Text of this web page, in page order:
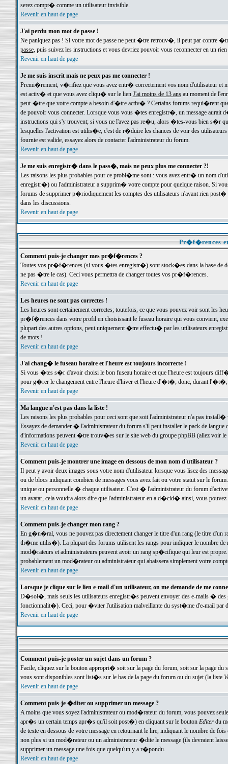
serez compt� comme un utilisateur invisible.
Revenir en haut de page
J'ai perdu mon mot de passe !
Ne paniquez pas ! Si votre mot de passe ne peut �tre retrouv�, il peut par contre
passe, puis suivez les instructions et vous devriez pouvoir vous reconnecter en un rien
Revenir en haut de page
Je me suis inscrit mais ne peux pas me connecter !
Premi�rement, v�rifiez que vous avez entr� correctement vos nom d'utilisateur
est activ� et que vous avez cliqu� sur le lien J'ai moins de 13 ansau moment de
peut-�tre que votre compte a besoin d'�tre activ� ? Certains forums requi�rent
de pouvoir vous connecter. Lorsque vous vous �tes enregistr�, un message aurait
instructions qui s'y trouvent; si vous ne l'avez pas re�u, alors �tes-vous bien s�r
lesquelles l'activation est utilis�e, c'est de r�duire les chances de voir des
fournie est valide, essayez alors de contacter l'administrateur du forum.
Revenir en haut de page
Je me suis enregistr� dans le pass�, mais ne peux plus me connecter ?!
Les raisons les plus probables pour ce probl�me sont : vous avez entr� un nom
enregistr�) ou l'administrateur a supprim� votre compte pour quelque raison. Si
forums de supprimer p�riodiquement les comptes des utilisateurs n'ayant rien
dans les discussions.
Revenir en haut de page
Pr�f�rences
Comment puis-je changer mes pr�f�rences ?
Toutes vos pr�f�rences (si vous �tes enregistr�) sont stock�es dans la base de
ne pas �tre le cas). Ceci vous permettra de changer toutes vos pr�f�rences.
Revenir en haut de page
Les heures ne sont pas correctes !
Les heures sont certainement correctes; toutefois, ce que vous pouvez voir sont
pr�f�rences dans votre profil en choisissant le fuseau horaire qui vous convient,
plupart des autres options, peut uniquement �tre effectu� par les utilisateurs
de mots !
Revenir en haut de page
J'ai chang� le fuseau horaire et l'heure est toujours incorrecte !
Si vous �tes s�r d'avoir choisi le bon fuseau horaire et que l'heure est toujours
pour g�rer le changement entre l'heure d'hiver et l'heure d'�t�; donc, durant
Revenir en haut de page
Ma langue n'est pas dans la liste !
Les raisons les plus probables pour ceci sont que soit l'administrateur n'a pas
Essayez de demander � l'administrateur du forum s'il peut installer le pack de
d'informations peuvent �tre trouv�es sur le site web du groupe phpBB (allez voir le
Revenir en haut de page
Comment puis-je montrer une image en dessous de mon nom d'utilisateur ?
Il peut y avoir deux images sous votre nom d'utilisateur lorsque vous lisez des
ou de blocs indiquant combien de messages vous avez fait ou votre statut sur le
unique ou personnelle � chaque utilisateur. C'est � l'administrateur du forum
un avatar, cela voudra alors dire que l'administrateur en a d�cid� ainsi, vous
Revenir en haut de page
Comment puis-je changer mon rang ?
En g�n�ral, vous ne pouvez pas directement changer le titre d'un rang (le titre d'un
th�me utilis�). La plupart des forums utilisent les rangs pour indiquer le nombre de
mod�rateurs et administrateurs peuvent avoir un rang sp�cifique qui leur est
probablement un mod�rateur ou administrateur qui abaissera simplement votre
Revenir en haut de page
Lorsque je clique sur le lien e-mail d'un utilisateur, on me demande de me
D�sol�, mais seuls les utilisateurs enregistr�s peuvent envoyer des e-mails �
fonctionnalit�). Ceci, pour �viter l'utilisation malveillante du syst�me d'e-mail par
Revenir en haut de page
Comment puis-je poster un sujet dans un forum ?
Facile, cliquez sur le bouton appropri� soit sur la page du forum, soit sur la page du
vous sont disponibles sont list�s sur le bas de la page du forum ou du sujet (la liste
Revenir en haut de page
Comment puis-je �diter ou supprimer un message ?
A moins que vous soyez l'administrateur ou mod�rateur du forum, vous pouvez
apr�s un certain temps apr�s qu'il soit post�) en cliquant sur le bouton Editerdu
de texte en dessous de votre message en retournant le lire, indiquant le nombre
non plus si un mod�rateur ou un administrateur �dite le message (ils devraient
supprimer un message une fois que quelqu'un y a r�pondu.
Revenir en haut de page